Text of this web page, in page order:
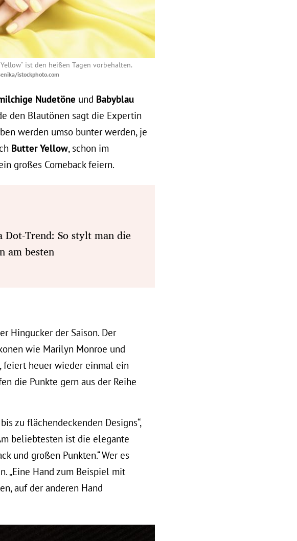
ist den heißen Tagen vorbehalten.
istockphoto.com
Nudetöne und Babyblau
den Blautönen sagt die Expertin
werden umso bunter werden, je
Butter Yellow, schon im
großes Comeback feiern.
Dot-Trend: So stylt man die
am besten
Hingucker der Saison. Der
wie Marilyn Monroe und
feiert heuer wieder einmal ein
die Punkte gern aus der Reihe
zu flächendeckenden Designs“,
beliebtesten ist die elegante
und großen Punkten.“ Wer es
„Eine Hand zum Beispiel mit
auf der anderen Hand